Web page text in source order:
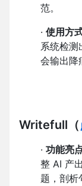
范。
· 使用方
系统检测
会输出降
Writefull （
· 功能亮
整 AI 产
题，剖析